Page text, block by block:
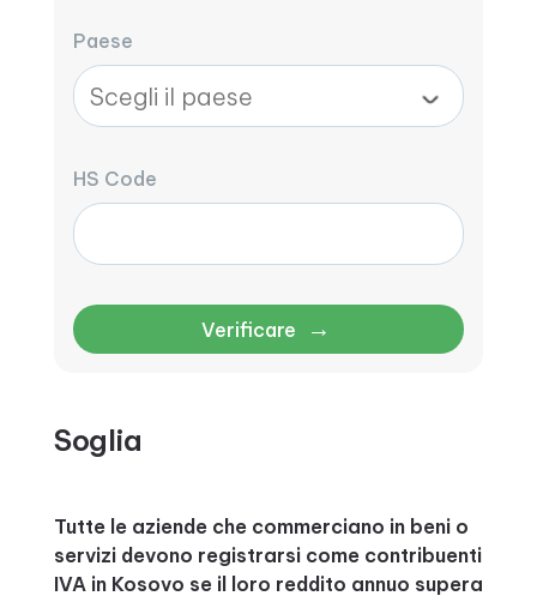
Paese
HS Code
Verificare →
Soglia
Tutte le aziende che commerciano in beni o
servizi devono registrarsi come contribuenti
IVA in Kosovo se il loro reddito annuo supera